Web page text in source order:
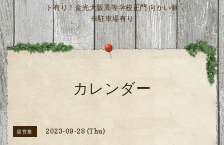
ト有り！金光大阪高等学校正門 向かい側
※駐車場有り
カレンダー
昼営業 2023-09-28 (Thu)